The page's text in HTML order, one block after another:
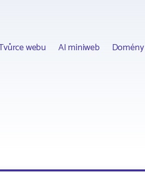
webu AI miniweb Domény